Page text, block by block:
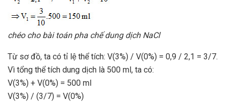
chéo cho bài toán pha chế dung dịch NaCl
Từ sơ đồ, ta có tỉ lệ thể tích: V(3%) / V(0%) = 0,9 / 2,1 = 3/7.
Vì tổng thể tích dung dịch là 500 ml, ta có:
V(3%) + V(0%) = 500 ml
V(3%) / (3/7) = V(0%)